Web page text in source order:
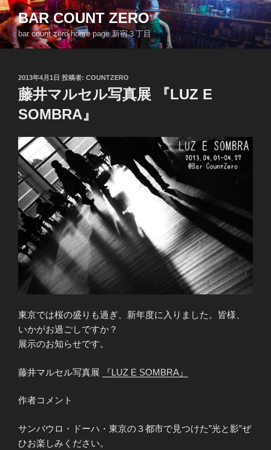
コ
ン
テ
ン
BAR COUNT ZERO
bar count zero home page 新宿３丁目
投
稿
日:
2013年4月1日 投稿者: COUNTZERO
藤井マルセル写真展 『LUZ E
SOMBRA』
東京では桜の盛りも過ぎ、新年度に入りました。皆様、
いかがお過ごしですか？
展示のお知らせです。
藤井マルセル写真展 『LUZ E SOMBRA』
作者コメント
サンパウロ・ドーハ・東京の３都市で見つけた”光と影”ぜ
ひお楽しみください。